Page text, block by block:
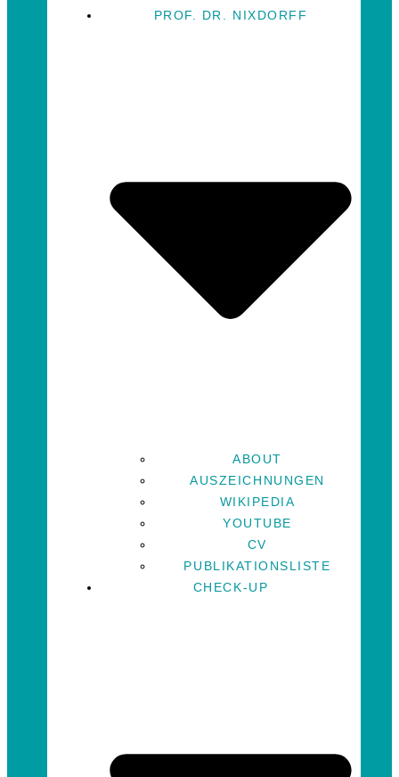
PROF. DR. NIXDORFF
ABOUT
AUSZEICHNUNGEN
WIKIPEDIA
YOUTUBE
CV
PUBLIKATIONSLISTE
CHECK-UP